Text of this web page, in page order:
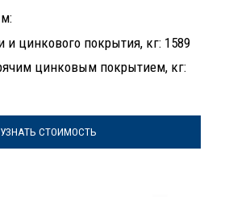
и цинкового покрытия, кг: 1589
цинковым покрытием, кг:
УЗНАТЬ СТОИМОСТЬ